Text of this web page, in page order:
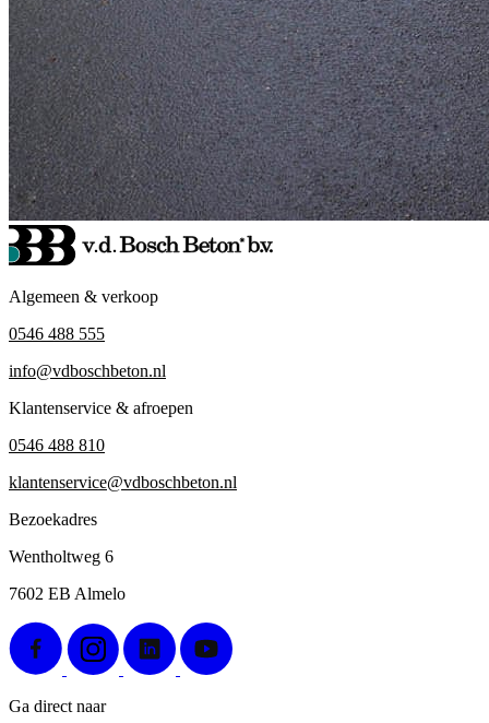
Algemeen & verkoop
0546 488 555
info@vdboschbeton.nl
Klantenservice & afroepen
0546 488 810
klantenservice@vdboschbeton.nl
Bezoekadres
Wentholtweg 6
7602 EB Almelo
Ga direct naar